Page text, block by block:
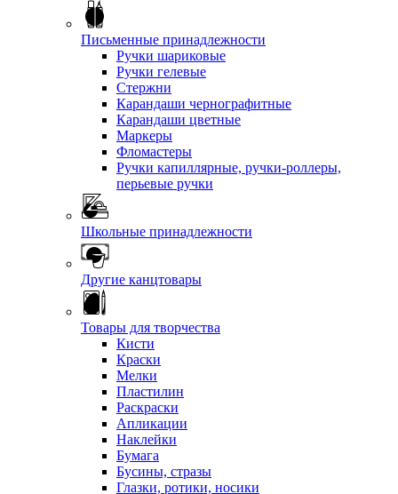
Письменные принадлежности
Ручки шариковые
Ручки гелевые
Стержни
Карандаши чернографитные
Карандаши цветные
Маркеры
Фломастеры
Ручки капиллярные, ручки-роллеры,
перьевые ручки
Школьные принадлежности
Другие канцтовары
Товары для творчества
Кисти
Краски
Мелки
Пластилин
Раскраски
Апликации
Наклейки
Бумага
Бусины, стразы
Глазки, ротики, носики